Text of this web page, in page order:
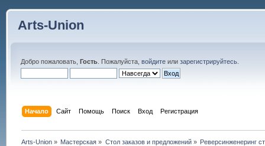
Arts-Union
Добро пожаловать, Гость. Пожалуйста, войдитеили зарегистрируйтесь.
Начало Сайт Помощь Поиск Вход Регистрация
Arts-Union » Мастерская » Стол заказов и предложений» Реверсинженеринг